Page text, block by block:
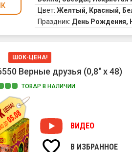
Цвет: Желтый, Красный,
Праздник: День Рождения,
ШОК-ЦЕНА!
Верные друзья (0,8" х 48)
ТОВАР В НАЛИЧИИ
ВИДЕО
В ИЗБРАННОЕ